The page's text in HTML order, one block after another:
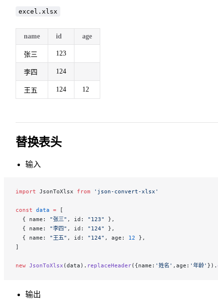
excel.xlsx
name id age
张三 123
李四 124
王五 124 12
替换表头
输入
import JsonToXlsx from 'json-convert-xlsx'
const data = [
  { name:
"张三" , id: "123"
},
  { name:
"李四" , id: "124"
},
  { name:
"王五" , id: "124" , age: 12 },
]
new JsonToXlsx (data). replaceHeader({name: '姓名' ,age: '年龄' }).
输出